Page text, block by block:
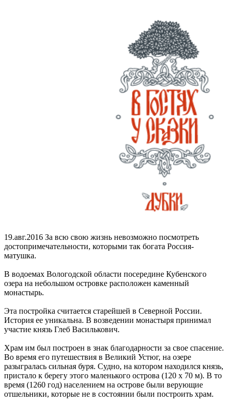
19.авг.2016 За всю свою жизнь невозможно посмотреть
достопримечательности, которыми так богата Россия-
матушка.
В водоемах Вологодской области посередине Кубенского
озера на небольшом островке расположен каменный
монастырь.
Эта постройка считается старейшей в Северной России.
История ее уникальна. В возведении монастыря принимал
участие князь Глеб Василькович.
Храм им был построен в знак благодарности за свое спасение.
Во время его путешествия в Великий Устюг, на озере
разыгралась сильная буря. Судно, на котором находился князь,
пристало к берегу этого маленького острова (120 х 70 м). В то
время (1260 год) населением на острове были верующие
отшельники, которые не в состоянии были построить храм.